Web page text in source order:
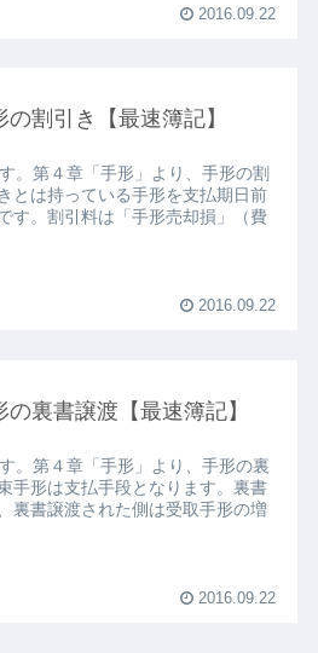
2016.09.22
割引き【最速簿記】
。第４章「手形」より、手形の割
とは持っている手形を支払期日前
す。割引料は「手形売却損」（費
2016.09.22
裏書譲渡【最速簿記】
。第４章「手形」より、手形の裏
手形は支払手段となります。裏書
裏書譲渡された側は受取手形の増
2016.09.22